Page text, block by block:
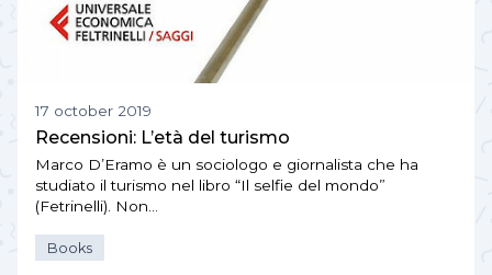
17 october 2019
Recensioni: L’età del turismo
Marco D’Eramo è un sociologo e giornalista che ha
studiato il turismo nel libro “Il selfie del mondo”
(Fetrinelli). Non…
Books